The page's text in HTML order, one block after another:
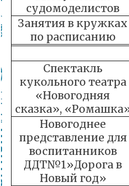
судомоделистов
Занятия в кружках
по расписанию
Спектакль
кукольного театра
«Новогодняя
сказка»,
Новогоднее
представление для
воспитанников
ДДТ№1»Дорога в
Новый год»